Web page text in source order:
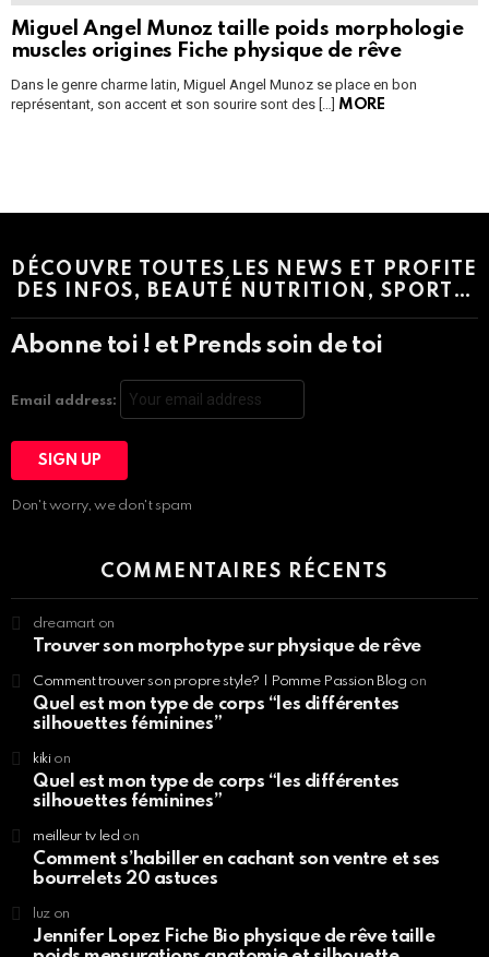
Miguel Angel Munoz taille poids morphologie
muscles origines Fiche physique de rêve
Dans le genre charme latin, Miguel Angel Munoz se place en bon
représentant, son accent et son sourire sont des […] MORE
DÉCOUVRE TOUTES LES NEWS ET PROFITE
DES INFOS, BEAUTÉ NUTRITION, SPORT…
Abonne toi ! et Prends soin de toi
Email address:
Don't worry, we don't spam
COMMENTAIRES RÉCENTS
dreamart on
Trouver son morphotype sur physique de rêve
Comment trouver son propre style? | Pomme Passion Blog on
Quel est mon type de corps “les différentes
silhouettes féminines”
kikion
Quel est mon type de corps “les différentes
silhouettes féminines”
meilleur tv led on
Comment s’habiller en cachant son ventre et ses
bourrelets 20 astuces
luzon
Jennifer Lopez Fiche Bio physique de rêve taille